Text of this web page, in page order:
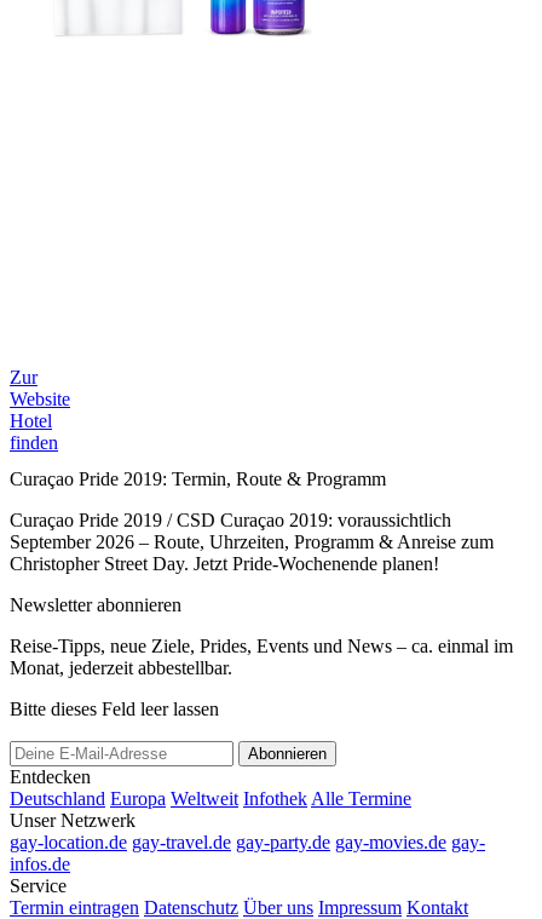
Zur
Website
Hotel
finden
Curaçao Pride 2019: Termin, Route & Programm
Curaçao Pride 2019 / CSD Curaçao 2019: voraussichtlich
September 2026 – Route, Uhrzeiten, Programm & Anreise zum
Christopher Street Day. Jetzt Pride-Wochenende planen!
Newsletter abonnieren
Reise-Tipps, neue Ziele, Prides, Events und News – ca. einmal im
Monat, jederzeit abbestellbar.
Bitte dieses Feld leer lassen
Abonnieren
Entdecken
Deutschland Europa Weltweit Infothek Alle Termine
Unser Netzwerk
gay-location.de gay-travel.de gay-party.de gay-movies.de gay-
infos.de
Service
Termin eintragen Datenschutz Über uns Impressum Kontakt